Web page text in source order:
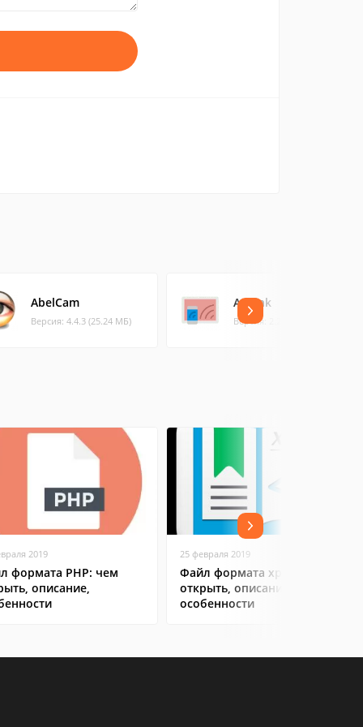
AbelCam
Версия: 4.4.3 (25.24 МБ)
AnLink
Версия: 2.2.4 (26.84 МБ)
2019
формата PHP: чем
описание,
25 февраля 2019
Файл формата xps: чем
открыть, описание,
особенности